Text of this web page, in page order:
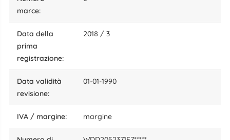
marce:
data della
prima
registrazione:
2018 / 3
data validità
revisione:
01-01-1990
IVA / margine: margine